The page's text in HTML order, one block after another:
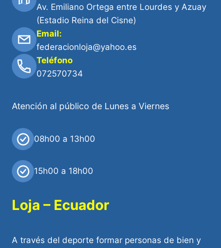
Av. Emiliano Ortega entre Lourdes y Azuay
(Estadio Reina del Cisne)
Email:
federacionloja@yahoo.es
Teléfono
072570734
Atención al público de Lunes a Viernes
08h00 a 13h00
15h00 a 18h00
Loja – Ecuador
A través del deporte formar personas de bien y